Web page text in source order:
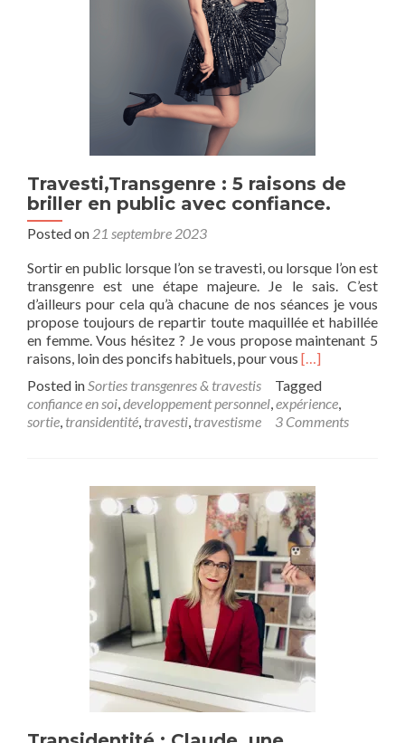
Travesti,Transgenre : 5 raisons de
briller en public avec confiance.
Posted on 21 septembre 2023
Sortir en public lorsque l’on se travesti, ou lorsque l’on est
transgenre est une étape majeure. Je le sais. C’est
d’ailleurs pour cela qu’à chacune de nos séances je vous
propose toujours de repartir toute maquillée et habillée
en femme. Vous hésitez ? Je vous propose maintenant 5
raisons, loin des poncifs habituels, pour vous Read
about
:
de
briller
en
public
avec
confiance.
[…]
Posted inSorties transgenres & travestis
Tagged
confiance en soi,developpement personnel,expérience,
sortie, transidentité, travesti, travestisme 3 Comments